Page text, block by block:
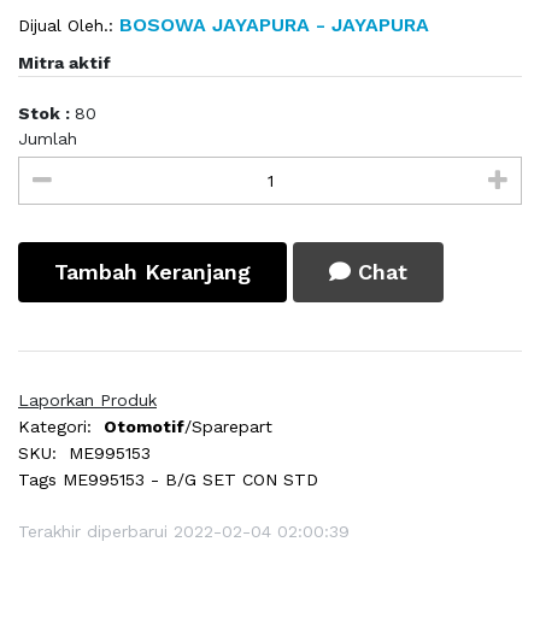
Dijual Oleh.: BOSOWA JAYAPURA - JAYAPURA
Mitra aktif
Stok : 80
Jumlah
Tambah Keranjang Chat
Laporkan Produk
Kategori:
Otomotif/Sparepart
SKU:
ME995153
Tags ME995153 - B/G SET CON STD
Terakhir diperbarui 2022-02-04 02:00:39